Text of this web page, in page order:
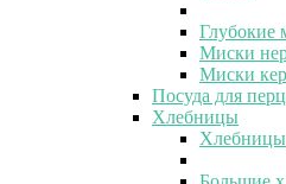
Глубокие
Миски
Миски
Посуда для
Хлебницы
Хлебницы